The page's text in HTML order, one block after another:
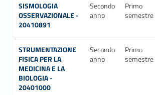
SISMOLOGIA
OSSERVAZIONALE -
20410891
Secondo
anno
Primo
semestre
STRUMENTAZIONE
FISICA PER LA
MEDICINA E LA
BIOLOGIA -
20401000
Secondo
anno
Primo
semestre